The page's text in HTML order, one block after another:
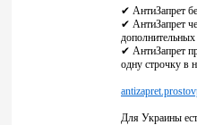
✔ АнтиЗапрет
✔ АнтиЗапрет
дополнительных
✔ АнтиЗапрет
одну строчку в
Для Украины